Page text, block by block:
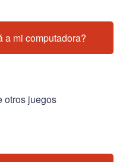
a mi computadora?
otros juegos